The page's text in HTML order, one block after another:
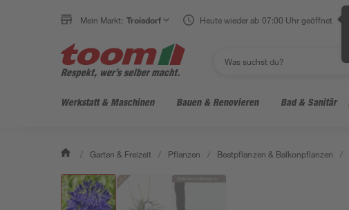
Mein Markt: Troisdorf Heute wieder ab 07:00 Uhr geöffnet
Werkstatt & Maschinen Bauen & Renovieren Bad & Sanitär
/ Garten & Freizeit / Pflanzen / Beetpflanzen & Balkonpflanzen /